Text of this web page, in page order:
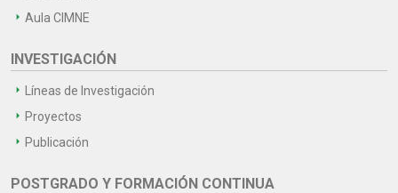
Aula CIMNE
INVESTIGACIÓN
Líneas de Investigación
Proyectos
Publicación
POSTGRADO Y FORMACIÓN CONTINUA